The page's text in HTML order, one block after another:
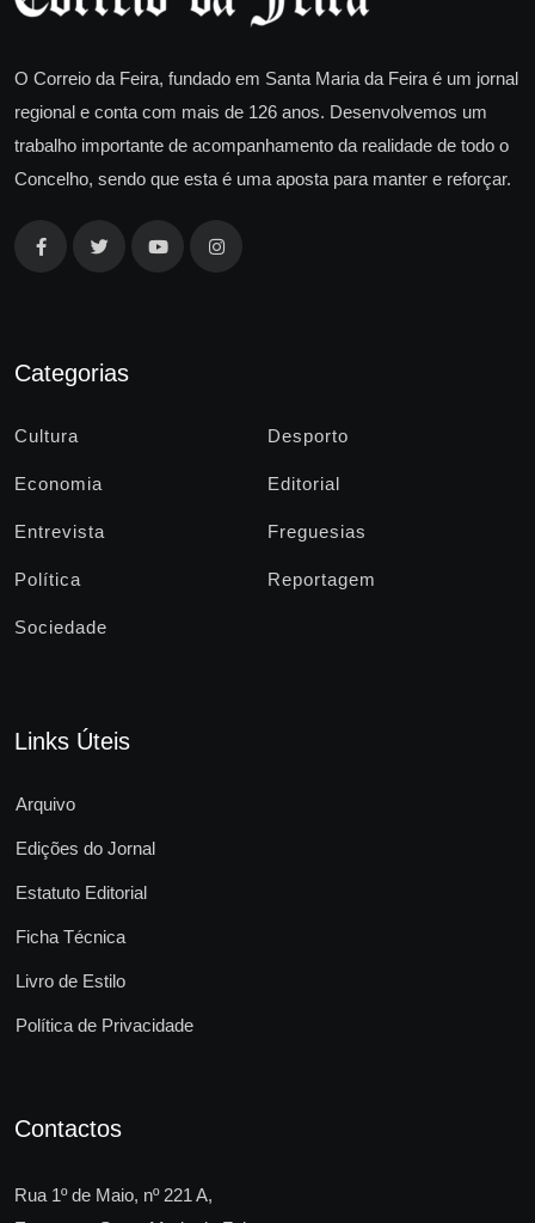
O Correio da Feira, fundado em Santa Maria da Feira é um jornal
regional e conta com mais de 126 anos. Desenvolvemos um
trabalho importante de acompanhamento da realidade de todo o
Concelho, sendo que esta é uma aposta para manter e reforçar.
Categorias
Cultura Desporto
Economia Editorial
Entrevista Freguesias
Política Reportagem
Sociedade
Links Úteis
Arquivo
Edições do Jornal
Estatuto Editorial
Ficha Técnica
Livro de Estilo
Política de Privacidade
Contactos
Rua 1º de Maio, nº 221 A,